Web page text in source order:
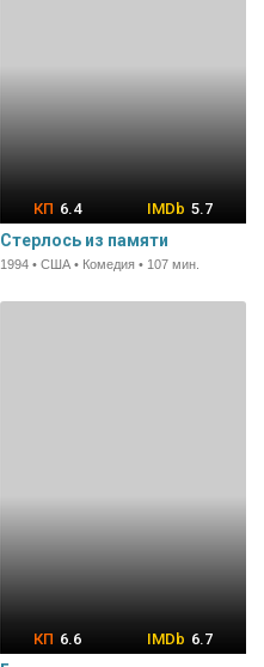
6.4 5.7
Стерлось из памяти
1994 • США • Комедия • 107 мин.
6.6 6.7